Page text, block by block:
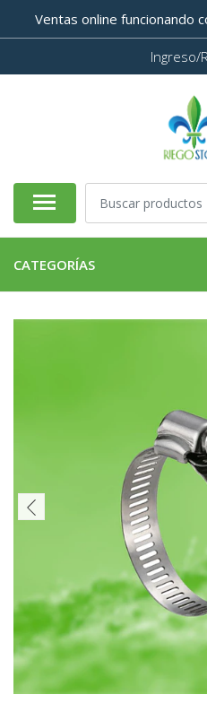
Ventas online funcionando
Ingreso/
CATEGORÍAS